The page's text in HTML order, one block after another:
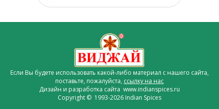
Если Вы будете использовать какой-либо материал с нашего сайта,
поставьте, пожалуйста, ссылку на нас
Дизайн и разработка сайта www.indianspices.ru
Copyright © 1993-2026 Indian Spices